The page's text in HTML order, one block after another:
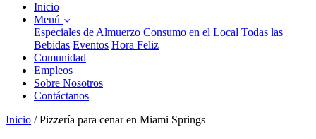
Inicio
Menú
Especiales de Almuerzo Consumo en el Local Todas las
Bebidas Eventos Hora Feliz
Comunidad
Empleos
Sobre Nosotros
Contáctanos
Inicio / Pizzería para cenar en Miami Springs